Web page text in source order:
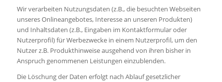
Wir verarbeiten Nutzungsdaten (z.B., die besuchten Webseiten
unseres Onlineangebotes, Interesse an unseren Produkten)
und Inhaltsdaten (z.B., Eingaben im Kontaktformular oder
Nutzerprofil) für Werbezwecke in einem Nutzerprofil, um den
Nutzer z.B. Produkthinweise ausgehend von ihren bisher in
Anspruch genommenen Leistungen einzublenden.
Die Löschung der Daten erfolgt nach Ablauf gesetzlicher